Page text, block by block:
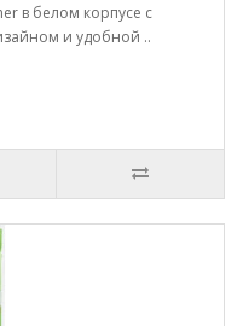
в белом корпусе с
и удобной ..